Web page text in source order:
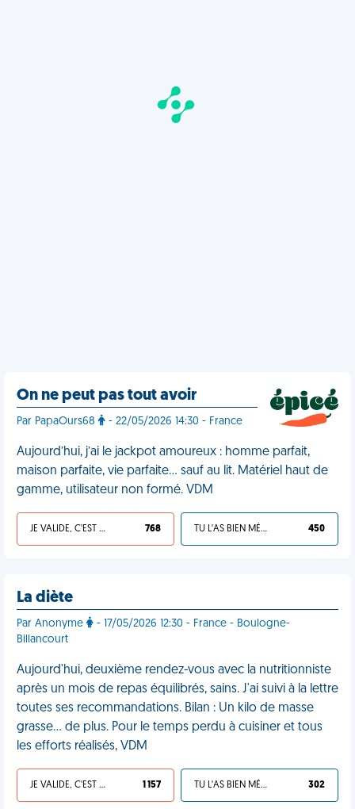
On ne peut pas tout avoir
Par PapaOurs68 - 22/05/2026 14:30 - France
Aujourd’hui, j’ai le jackpot amoureux : homme parfait,
maison parfaite, vie parfaite… sauf au lit. Matériel haut de
gamme, utilisateur non formé. VDM
JE VALIDE, C'EST UNE VDM 768 TU L'AS BIEN MÉRITÉ 450
La diète
Par Anonyme
- 17/05/2026 12:30 - France - Boulogne-
Billancourt
Aujourd'hui, deuxième rendez-vous avec la nutritionniste
après un mois de repas équilibrés, sains. J'ai suivi à la lettre
toutes ses recommandations. Bilan : Un kilo de masse
grasse… de plus. Pour le temps perdu à cuisiner et tous
les efforts réalisés, VDM
JE VALIDE, C'EST UNE VDM 1 157 TU L'AS BIEN MÉRITÉ 302